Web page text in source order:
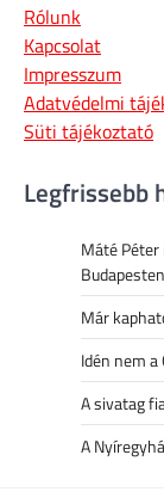
Rólunk
Kapcsolat
Impresszum
Adatvédelmi
Süti tájékoztató
Legfrissebb
Máté
Budapesten
Már
Idén nem
A sivatag
A